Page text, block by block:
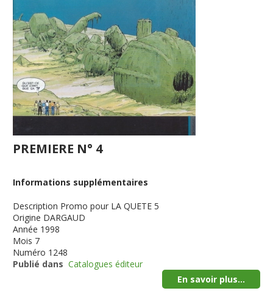
PREMIERE N° 4
Informations supplémentaires
Description Promo pour LA QUETE 5
Origine DARGAUD
Année 1998
Mois 7
Numéro 1248
Publié dans Catalogues éditeur
En savoir plus...